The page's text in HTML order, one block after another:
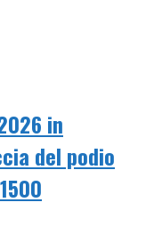
in
del podio